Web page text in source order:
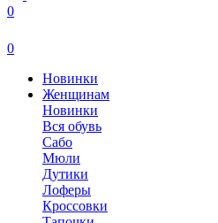
0
0
Новинки
Женщинам
Новинки
Вся обувь
Сабо
Мюли
Дутики
Лоферы
Кроссовки